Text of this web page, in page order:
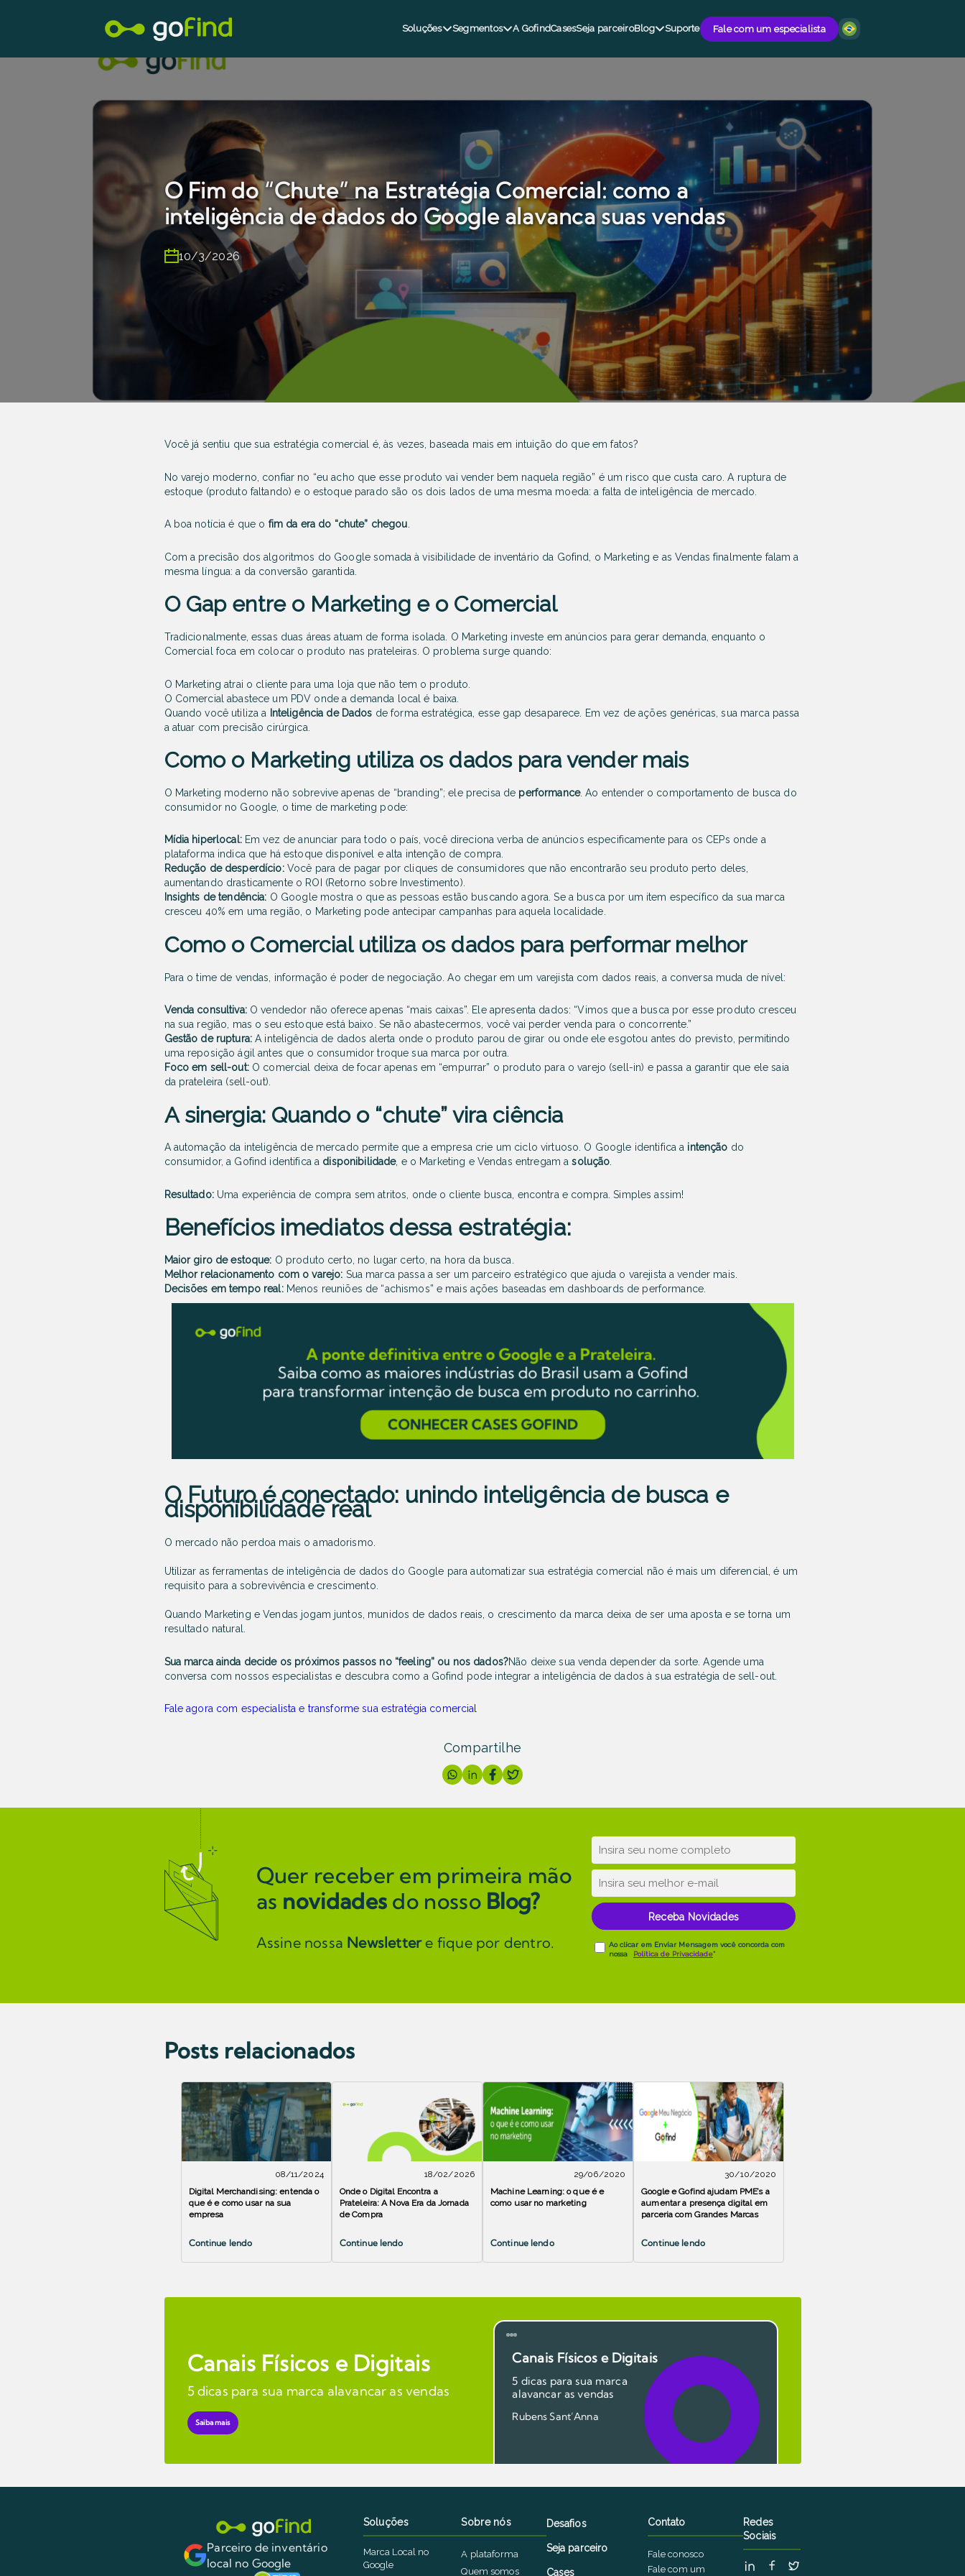
Soluções Segmentos A GofindCasesSeja parceiroBlog Suporte Fale com um especialista
O Fim do “Chute” na Estratégia Comercial: como a
inteligência de dados do Google alavanca suas vendas
10/3/2026
Você já sentiu que sua estratégia comercial é, às vezes, baseada mais em intuição do que em fatos?
No varejo moderno, confiar no “eu acho que esse produto vai vender bem naquela região” é um risco que custa caro. A ruptura de
estoque (produto faltando) e o estoque parado são os dois lados de uma mesma moeda: a falta de inteligência de mercado.
A boa notícia é que o fim da era do “chute” chegou
Com a precisão dos algoritmos do Google somada à visibilidade de inventário da Gofind, o Marketing e as Vendas finalmente falam a
mesma língua: a da conversão garantida.
O Gap entre o Marketing e o Comercial
Tradicionalmente, essas duas áreas atuam de forma isolada. O Marketing investe em anúncios para gerar demanda, enquanto o
Comercial foca em colocar o produto nas prateleiras. O problema surge quando:
O Marketing atrai o cliente para uma loja que não tem o produto.
O Comercial abastece um PDV onde a demanda local é baixa.
Quando você utiliza a Inteligência de Dados de forma estratégica, esse gap desaparece. Em vez de ações genéricas, sua marca passa
a atuar com precisão cirúrgica.
Como o Marketing utiliza os dados para vender mais
O Marketing moderno não sobrevive apenas de “branding”; ele precisa de performance. Ao entender o comportamento de busca do
consumidor no Google, o time de marketing pode:
Mídia hiperlocal:Em vez de anunciar para todo o país, você direciona verba de anúncios especificamente para os CEPs onde a
plataforma indica que há estoque disponível e alta intenção de compra.
Redução de desperdício:Você para de pagar por cliques de consumidores que não encontrarão seu produto perto deles,
aumentando drasticamente o ROI (Retorno sobre Investimento).
Insights de tendência: O Google mostra o que as pessoas estão buscandoagora. Se a busca por um item específico da sua marca
cresceu 40% em uma região, o Marketing pode antecipar campanhas para aquela localidade.
Como o Comercial utiliza os dados para performar melhor
Para o time de vendas, informação é poder de negociação. Ao chegar em um varejista com dados reais, a conversa muda de nível:
Venda consultiva:O vendedor não oferece apenas “mais caixas”. Ele apresenta dados: “Vimos que a busca por esse produto cresceu
na sua região, mas o seu estoque está baixo. Se não abastecermos, você vai perder venda para o concorrente.”
Gestão de ruptura: A inteligência de dados alerta onde o produto parou de girar ou onde ele esgotou antes do previsto, permitindo
uma reposição ágil antes que o consumidor troque sua marca por outra.
Foco em sell-out:O comercial deixa de focar apenas em “empurrar” o produto para o varejo (sell-in) e passa a garantir que ele saia
da prateleira (sell-out).
A sinergia: Quando o “chute” vira ciência
A automação da inteligência de mercado permite que a empresa crie um ciclo virtuoso. O Google identifica a intenção do
consumidor, a Gofind identifica a disponibilidade, e o Marketing e Vendas entregam asolução.
Resultado:Uma experiência de compra sem atritos, onde o cliente busca, encontra e compra. Simples assim!
Benefícios imediatos dessa estratégia:
Maior giro de estoque: O produto certo, no lugar certo, na hora da busca.
Melhor relacionamento com o varejo: Sua marca passa a ser um parceiro estratégico que ajuda o varejista a vender mais.
Decisões em tempo real:Menos reuniões de “achismos” e mais ações baseadas em dashboards de performance.
O Futuro é conectado: unindo inteligência de busca e
disponibilidade real
O mercado não perdoa mais o amadorismo.
Utilizar as ferramentas de inteligência de dados do Google para automatizar sua estratégia comercial não é mais um diferencial, é um
requisito para a sobrevivência e crescimento.
Quando Marketing e Vendas jogam juntos, munidos de dados reais, o crescimento da marca deixa de ser uma aposta e se torna um
resultado natural.
Sua marca ainda decide os próximos passos no “feeling” ou nos dados?Não deixe sua venda depender da sorte. Agende uma
conversa com nossos especialistas e descubra como a Gofind pode integrar a inteligência de dados à sua estratégia de sell-out.
Fale agora com especialista e transforme sua estratégia comercial
Compartilhe
Quer receber em primeira mão
as novidades do nosso Blog?
Assine nossa Newslettere fique por dentro.
Posts relacionados
08/11/2024
Digital Merchandising: entenda o
que é e como usar na sua
empresa
Continue lendo
18/02/2026
Onde o Digital Encontra a
Prateleira: A Nova Era da Jornada
de Compra
Continue lendo
29/06/2020
Machine Learning: o que é e
como usar no marketing
Continue lendo
30/10/2020
Google e Gofind ajudam PME’s a
aumentar a presença digital em
parceria com Grandes Marcas
Continue lendo
Canais Físicos e Digitais
5 dicas para sua marca alavancar as vendas
Saiba mais
Canais Físicos e Digitais
5 dicas para sua marca
alavancar as vendas
Rubens Sant’Anna
Parceiro de inventário
local no Google
Soluções
Marca Local no
Google
Sobre nós
A plataforma
Quem somos
Desafios
Seja parceiro
Cases
Contato
Fale conosco
Fale com um
Redes
Sociais